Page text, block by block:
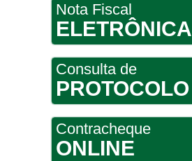
Nota Fiscal
ELETRÔNICA
Consulta de
PROTOCOLO
Contracheque
ONLINE